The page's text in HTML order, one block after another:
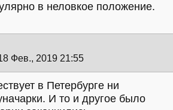
в неловкое положение.
Фев., 2019 21:55
в Петербурге ни
И то и другое было